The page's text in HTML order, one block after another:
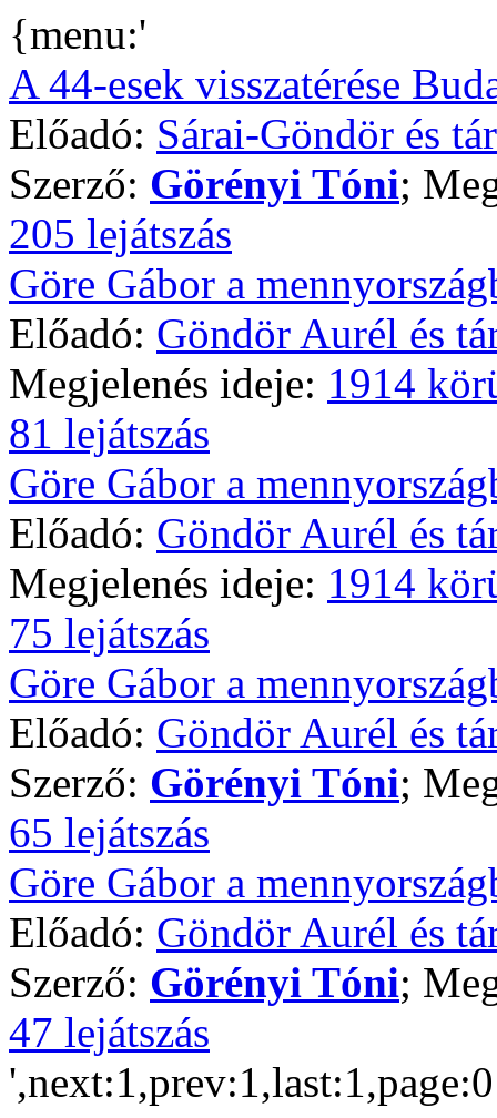
{menu:'
A 44-esek visszatérése
Előadó: Sárai-Göndör és
Szerző: Görényi Tóni;
205 lejátszás
Göre Gábor a
Előadó: Göndör Aurél és
Megjelenés ideje: 1914
81 lejátszás
Göre Gábor a
Előadó: Göndör Aurél és
Megjelenés ideje: 1914
75 lejátszás
Göre Gábor a
Előadó: Göndör Aurél és
Szerző: Görényi Tóni;
65 lejátszás
Göre Gábor a
Előadó: Göndör Aurél és
Szerző: Görényi Tóni;
47 lejátszás